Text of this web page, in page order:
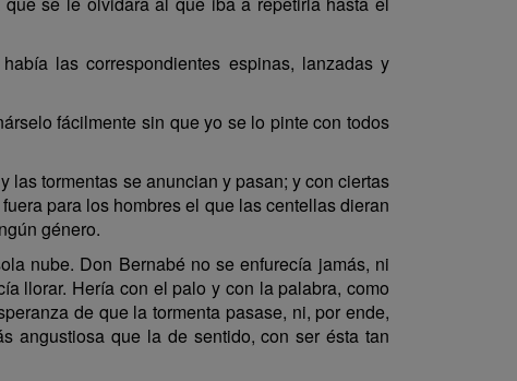
las correspondientes espinas, lanzadas y
fácilmente sin que yo se lo pinte con todos
las tormentas se anuncian y pasan; y con ciertas
para los hombres el que las centellas dieran
género.
nube. Don Bernabé no se enfurecía jamás, ni
llorar. Hería con el palo y con la palabra, como
de que la tormenta pasase, ni, por ende,
angustiosa que la de sentido, con ser ésta tan